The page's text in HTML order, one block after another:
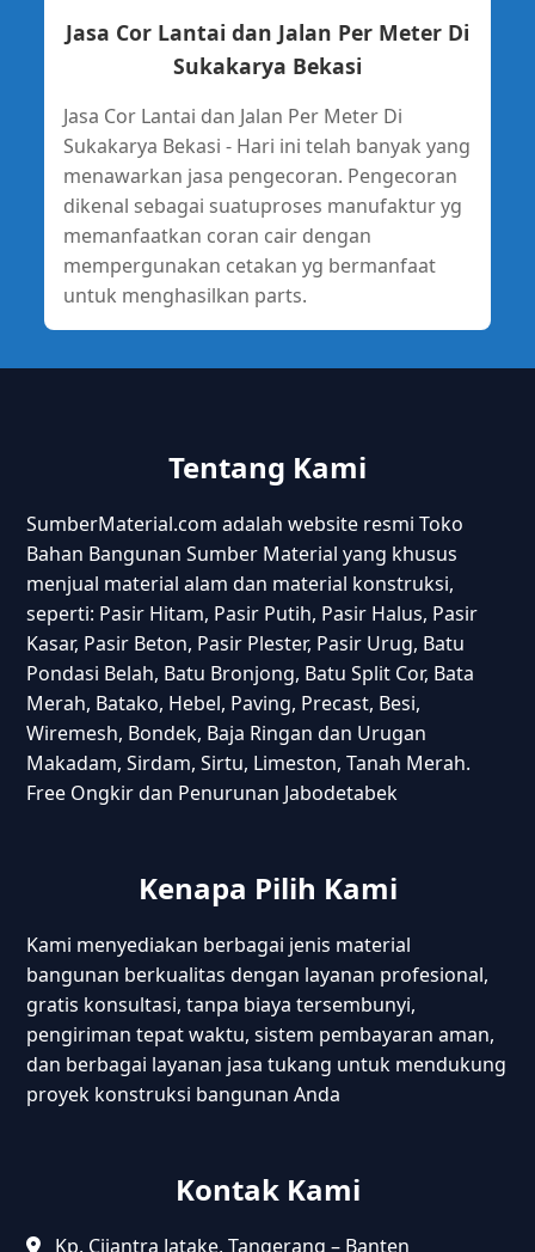
Jasa Cor Lantai dan Jalan Per Meter Di
Sukakarya Bekasi
Jasa Cor Lantai dan Jalan Per Meter Di
Sukakarya Bekasi - Hari ini telah banyak yang
menawarkan jasa pengecoran. Pengecoran
dikenal sebagai suatuproses manufaktur yg
memanfaatkan coran cair dengan
mempergunakan cetakan yg bermanfaat
untuk menghasilkan parts.
Tentang Kami
SumberMaterial.com adalah website resmi Toko
Bahan Bangunan Sumber Material yang khusus
menjual material alam dan material konstruksi,
seperti: Pasir Hitam, Pasir Putih, Pasir Halus, Pasir
Kasar, Pasir Beton, Pasir Plester, Pasir Urug, Batu
Pondasi Belah, Batu Bronjong, Batu Split Cor, Bata
Merah, Batako, Hebel, Paving, Precast, Besi,
Wiremesh, Bondek, Baja Ringan dan Urugan
Makadam, Sirdam, Sirtu, Limeston, Tanah Merah.
Free Ongkir dan Penurunan Jabodetabek
Kenapa Pilih Kami
Kami menyediakan berbagai jenis material
bangunan berkualitas dengan layanan profesional,
gratis konsultasi, tanpa biaya tersembunyi,
pengiriman tepat waktu, sistem pembayaran aman,
dan berbagai layanan jasa tukang untuk mendukung
proyek konstruksi bangunan Anda
Kontak Kami
Kp. Cijantra Jatake, Tangerang – Banten